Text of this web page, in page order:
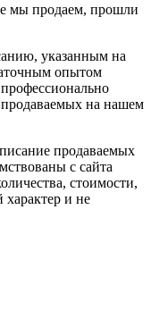
мы продаем, прошли
указанным на
опытом
продаваемых на нашем
продаваемых
с сайта
стоимости,
и не